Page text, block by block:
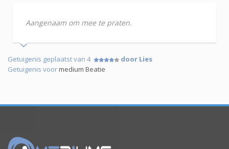
Aangenaam om mee te praten.
Getuigenis geplaatst van 4
door Lies
Getuigenis voormedium Beatie